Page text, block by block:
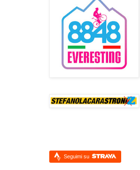
Seguimi su